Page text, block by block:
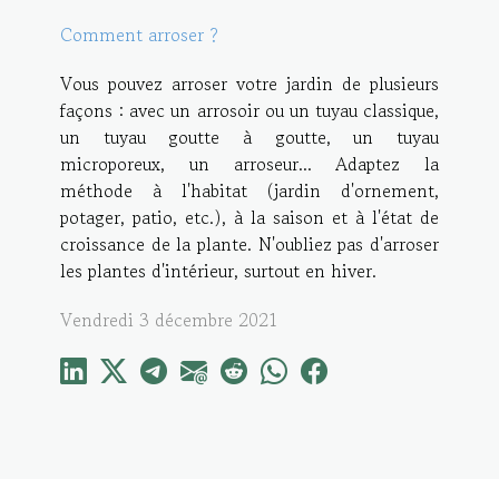
Comment arroser ?
Vous pouvez arroser votre jardin de plusieurs
façons : avec un arrosoir ou un tuyau classique,
un tuyau goutte à goutte, un tuyau
microporeux, un arroseur... Adaptez la
méthode à l'habitat (jardin d'ornement,
potager, patio, etc.), à la saison et à l'état de
croissance de la plante. N'oubliez pas d'arroser
les plantes d'intérieur, surtout en hiver.
Vendredi 3 décembre 2021